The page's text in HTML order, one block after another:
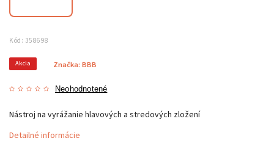
Kód: 358698
Akcia
Neohodnotené
Značka: BBB
Nástroj na vyrážanie hlavových a stredových zložení
Detailné informácie